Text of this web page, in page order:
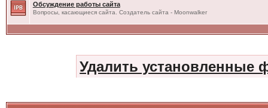
Обсуждение работы сайта
Вопросы, касающиеся сайта. Создатель сайта - Moonwalker
Удалить установленные